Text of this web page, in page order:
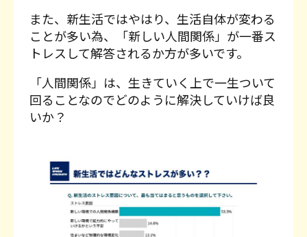
また、新生活ではやはり、生活自体が変わる
ことが多い為、「新しい人間関係」が一番ス
トレスして解答されるか方が多いです。
「人間関係」は、生きていく上で一生ついて
回ることなのでどのように解決していけば良
いか？